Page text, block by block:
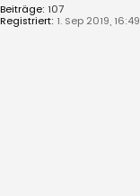
Beiträge: 107
Registriert: 1. Sep 2019, 16:49